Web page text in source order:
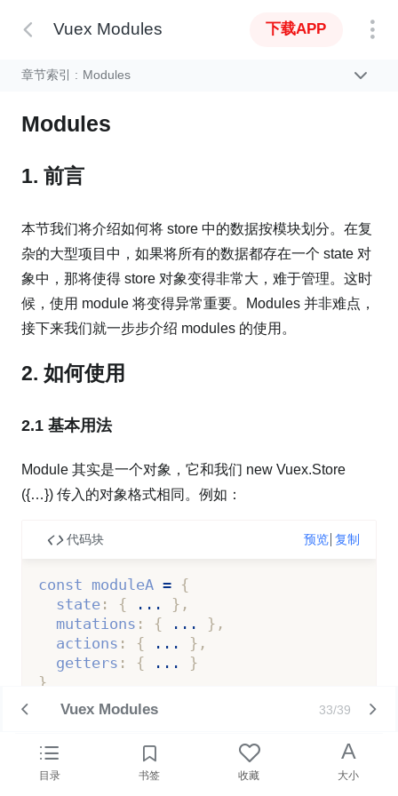
Vuex Modules 下载APP
章节索引 : Modules
Modules
1. 前言
本节我们将介绍如何将 store 中的数据按模块划分。在复
杂的大型项目中，如果将所有的数据都存在一个 state 对
象中，那将使得 store 对象变得非常大，难于管理。这时
候，使用 module 将变得异常重要。Modules 并非难点，
接下来我们就一步步介绍 modules 的使用。
2. 如何使用
2.1 基本用法
Module 其实是一个对象，它和我们 new Vuex.Store
({…}) 传入的对象格式相同。例如：
const moduleA = {
  state
: { ... } ,
  mutations
: { ... } ,
  actions
: { ... } ,
  getters
: { ...
}
}
...
  mutations
: {
  actions
{ ...
代码块 预览 复制
Vuex Modules 33/39
目录 书签 收藏
A
大小